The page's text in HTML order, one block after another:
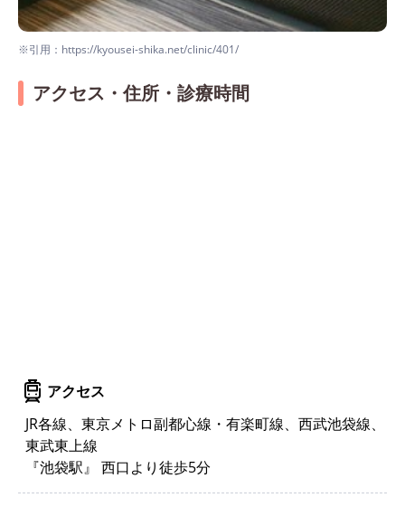
※引用：https://kyousei-shika.net/clinic/401/
アクセス・住所・診療時間
アクセス
JR各線、東京メトロ副都心線・有楽町線、西武池袋線、
東武東上線
『池袋駅』 西口より徒歩5分